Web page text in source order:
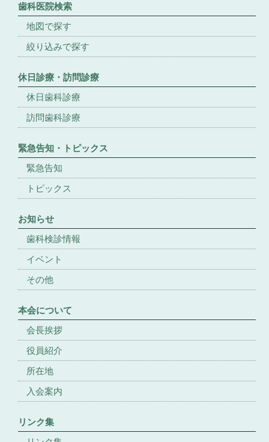
歯科医院検索
地図で探す
絞り込みで探す
休日診療・訪問診療
休日歯科診療
訪問歯科診療
緊急告知・トピックス
緊急告知
トピックス
お知らせ
歯科検診情報
イベント
その他
本会について
会長挨拶
役員紹介
所在地
入会案内
リンク集